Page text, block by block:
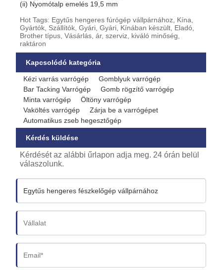
(ii) Nyomótalp emelés 19,5 mm
Hot Tags: Egytűs hengeres fúrógép vállpárnához, Kína,
Gyártók, Szállítók, Gyári, Gyári, Kínában készült, Eladó,
Brother típus, Vásárlás, ár, szerviz, kiváló minőség,
raktáron
Kapcsolódó kategória
Kézi varrás varrógép
Gomblyuk varrógép
Bar Tacking Varrógép
Gomb rögzítő varrógép
Minta varrógép
Öltöny varrógép
Vaköltés varrógép
Zárja be a varrógépet
Automatikus zseb hegesztőgép
Kérdés küldése
Kérdését az alábbi űrlapon adja meg. 24 órán belül
válaszolunk.